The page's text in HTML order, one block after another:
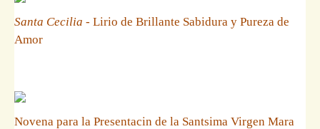
Santa Cecilia - Lirio de Brillante Sabidura y Pureza de
Amor
Novena para la Presentacin de la Santsima Virgen Mara